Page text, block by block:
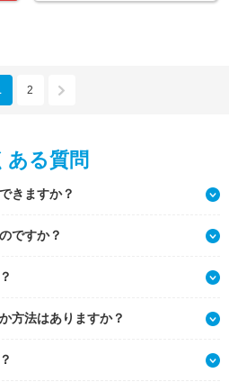
2
ある質問
きますか？
ですか？
方法はありますか？